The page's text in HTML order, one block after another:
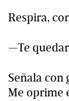
Respira,
—Te
Señala con
Me oprime